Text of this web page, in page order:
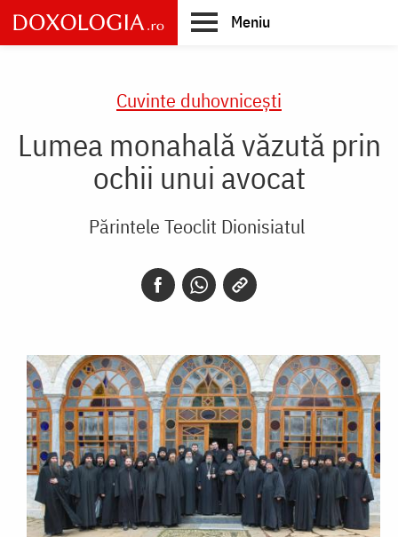
Skip
to
main
Meniu
Cuvinte duhovnicești
Lumea monahală văzută prin
ochii unui avocat
Părintele Teoclit Dionisiatul